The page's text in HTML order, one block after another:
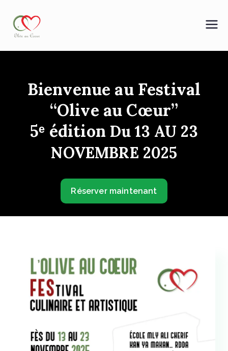
Bienvenue au Festival
“Olive au Cœur”
5ᵉ édition Du 13 AU 23
NOVEMBRE 2025
Réserver maintenant